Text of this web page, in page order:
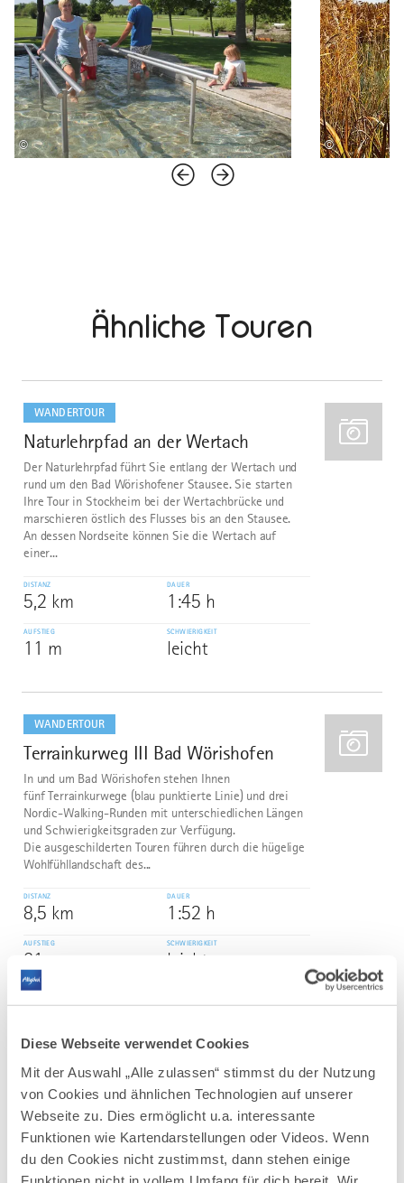
Diese Webseite verwendet Cookies
Mit der Auswahl „Alle zulassen“ stimmst du der Nutzung
von Cookies und ähnlichen Technologien auf unserer
Webseite zu. Dies ermöglicht u.a. interessante
Funktionen wie Kartendarstellungen oder Videos. Wenn
du den Cookies nicht zustimmst, dann stehen einige
© ©
Ähnliche Touren
WANDERTOUR
1
Naturlehrpfad an der Wertach
Der Naturlehrpfad führt Sie entlang der Wertach und
rund um den Bad Wörishofener Stausee. Sie starten
Ihre Tour in Stockheim bei der Wertachbrücke und
marschieren östlich des Flusses bis an den Stausee.
An dessen Nordseite können Sie die Wertach auf
einer...
DISTANZ
5,2 km
DAUER
1:45 h
AUFSTIEG
11 m
SCHWIERIGKEIT
leicht
dazu
WANDERTOUR
2
Terrainkurweg III Bad Wörishofen
In und um Bad Wörishofen stehen Ihnen
fünf Terrainkurwege (blau punktierte Linie) und drei
Nordic-Walking-Runden mit unterschiedlichen Längen
und Schwierigkeitsgraden zur Verfügung.
Die ausgeschilderten Touren führen durch die hügelige
Wohlfühllandschaft des...
DISTANZ
8,5 km
DAUER
1:52 h
AUFSTIEG
61 m
SCHWIERIGKEIT
leicht
dazu
WANDERTOUR
Terrainkurweg IV Bad Wörishofen
In und um Bad Wörishofen stehen Ihnen
fünf Terrainkurwege (blau punktierte Linie) und drei
Nordic-Walking-Runden mit unterschiedlichen Längen
und Schwierigkeitsgraden zur Verfügung.
Die ausgeschilderten Touren führen durch die hügelige
Wohlfühllandschaft des...
mehr